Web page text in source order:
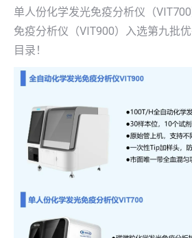
单人份化学发光免疫分析仪（
免疫分析仪（VIT900）入选第九批
目录！